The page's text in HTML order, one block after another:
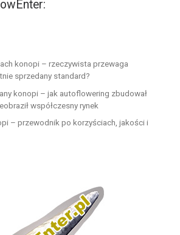
konopi – rzeczywista przewaga
sprzedany standard?
konopi – jak autoflowering zbudował
współczesny rynek
– przewodnik po korzyściach, jakości i